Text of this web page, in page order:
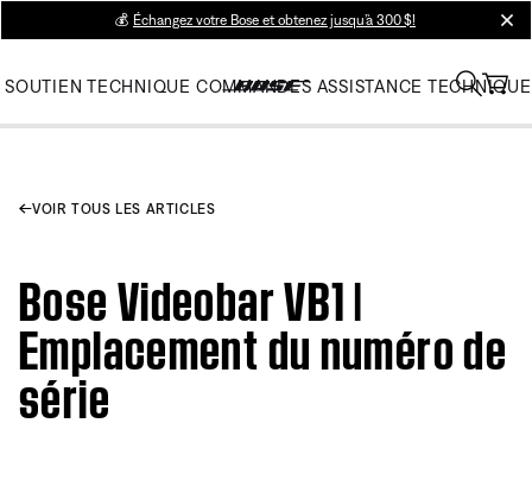
💰 Échangez votre Bose et obtenez jusqu’à 300 $!
SOUTIEN TECHNIQUE COMMANDES ASSISTANCE TECHNIQUE
VOIR TOUS LES ARTICLES
Bose Videobar VB1 |
Emplacement du numéro de
série